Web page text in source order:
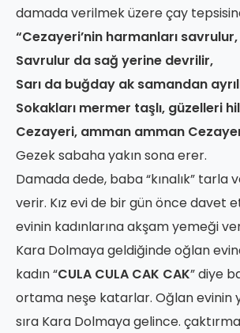
damada verilmek üzere çay
“Cezayeri’nin harmanları savrulur,
Savrulur da sağ yerine devrilir,
Sarı da buğday ak samandan
Sokakları mermer taşlı, güzelleri
Cezayeri, amman amman
Gezek sabaha yakın sona erer.
Damada dede, baba “kınalık” tarla
verir. Kız evi de bir gün önce davet
evinin kadınlarına akşam yemeği
Kara Dolmaya geldiğinde oğlan
kadın “CULA CULA CAK CAK” diye
ortama neşe katarlar. Oğlan evinin
sıra Kara Dolmaya gelince.